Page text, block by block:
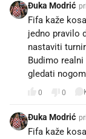
Đuka Modrić
Fifa kaže
jedno pravilo
nastaviti
Budimo
gledati
0 0
Đuka Modrić
Fifa kaže